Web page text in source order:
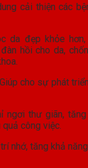
cải thiện các
da đẹp khỏe
hồi cho da,
cho sự phát
ngơi thư giãn,
công việc.
nhớ, tăng khả